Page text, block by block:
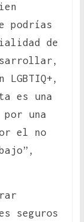
podrías
de
es una
una
el no
seguros